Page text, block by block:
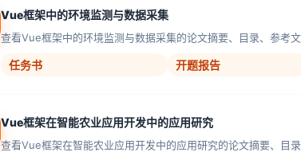
Vue框架中的环境监测与数据采集
查看Vue框架中的环境监测与数据采集的论文摘要、目录、参考
任务书 开题报告
Vue框架在智能农业应用开发中的应用研究
查看Vue框架在智能农业应用开发中的应用研究的论文摘要、目